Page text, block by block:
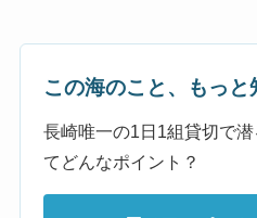
この海のこと、もっ
長崎唯一の1日1組貸切で
てどんなポイント？